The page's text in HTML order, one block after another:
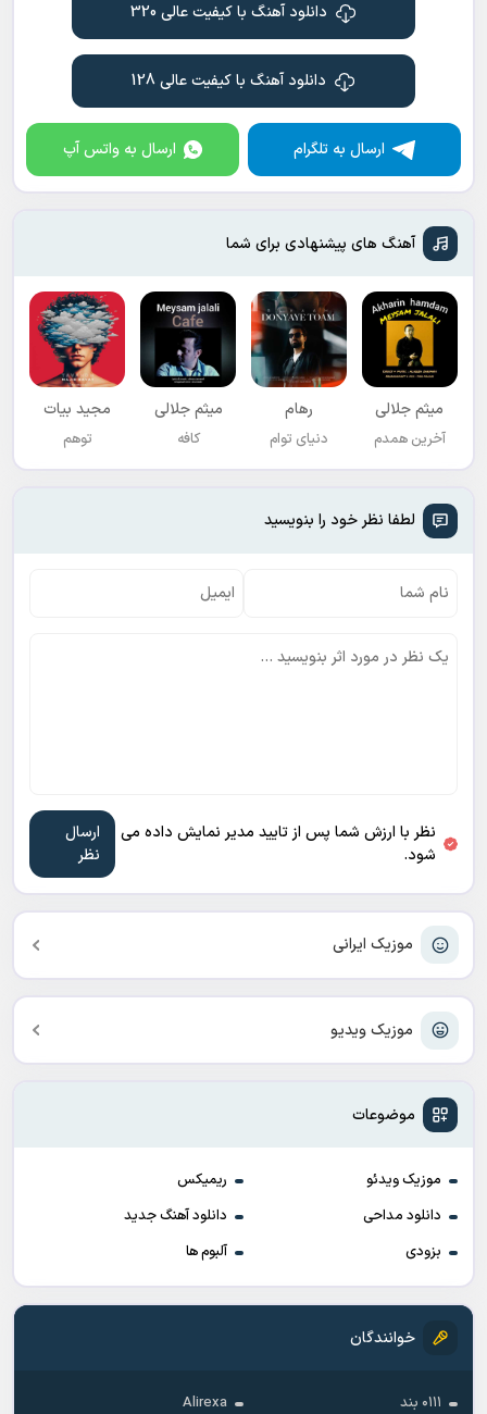
موزیک ایرانی
موزیک ویدیو
موضوعات
موزیک ویدئو
ریمیکس
دانلود مداحی
دانلود آهنگ جدید
بزودی
آلبوم ها
خوانندگان
۰۱۱۱ بند Alirexa
دانلود آهنگ با کیفیت عالی 320
دانلود آهنگ با کیفیت عالی 128
ارسال به تلگرام ارسال به واتس آپ
آهنگ های پیشنهادی برای شما
میثم جلالی
آخرین همدم
رهام
دنیای توام
میثم جلالی
کافه
مجید بیات
توهم
لطفا نظر خود را بنویسید
نظر با ارزش شما پس از تایید مدیر نمایش داده می
شود.